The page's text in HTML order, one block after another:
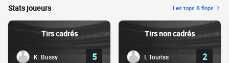
Stats joueurs Les tops & flops
Tirs cadrés
K. Bussy 5
Tirs non cadrés
I. Touriss 2